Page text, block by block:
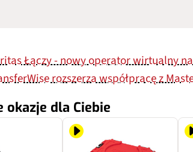
Łączy - nowy operator wirtualny
rozszerza współpracę z
okazje dla Ciebie